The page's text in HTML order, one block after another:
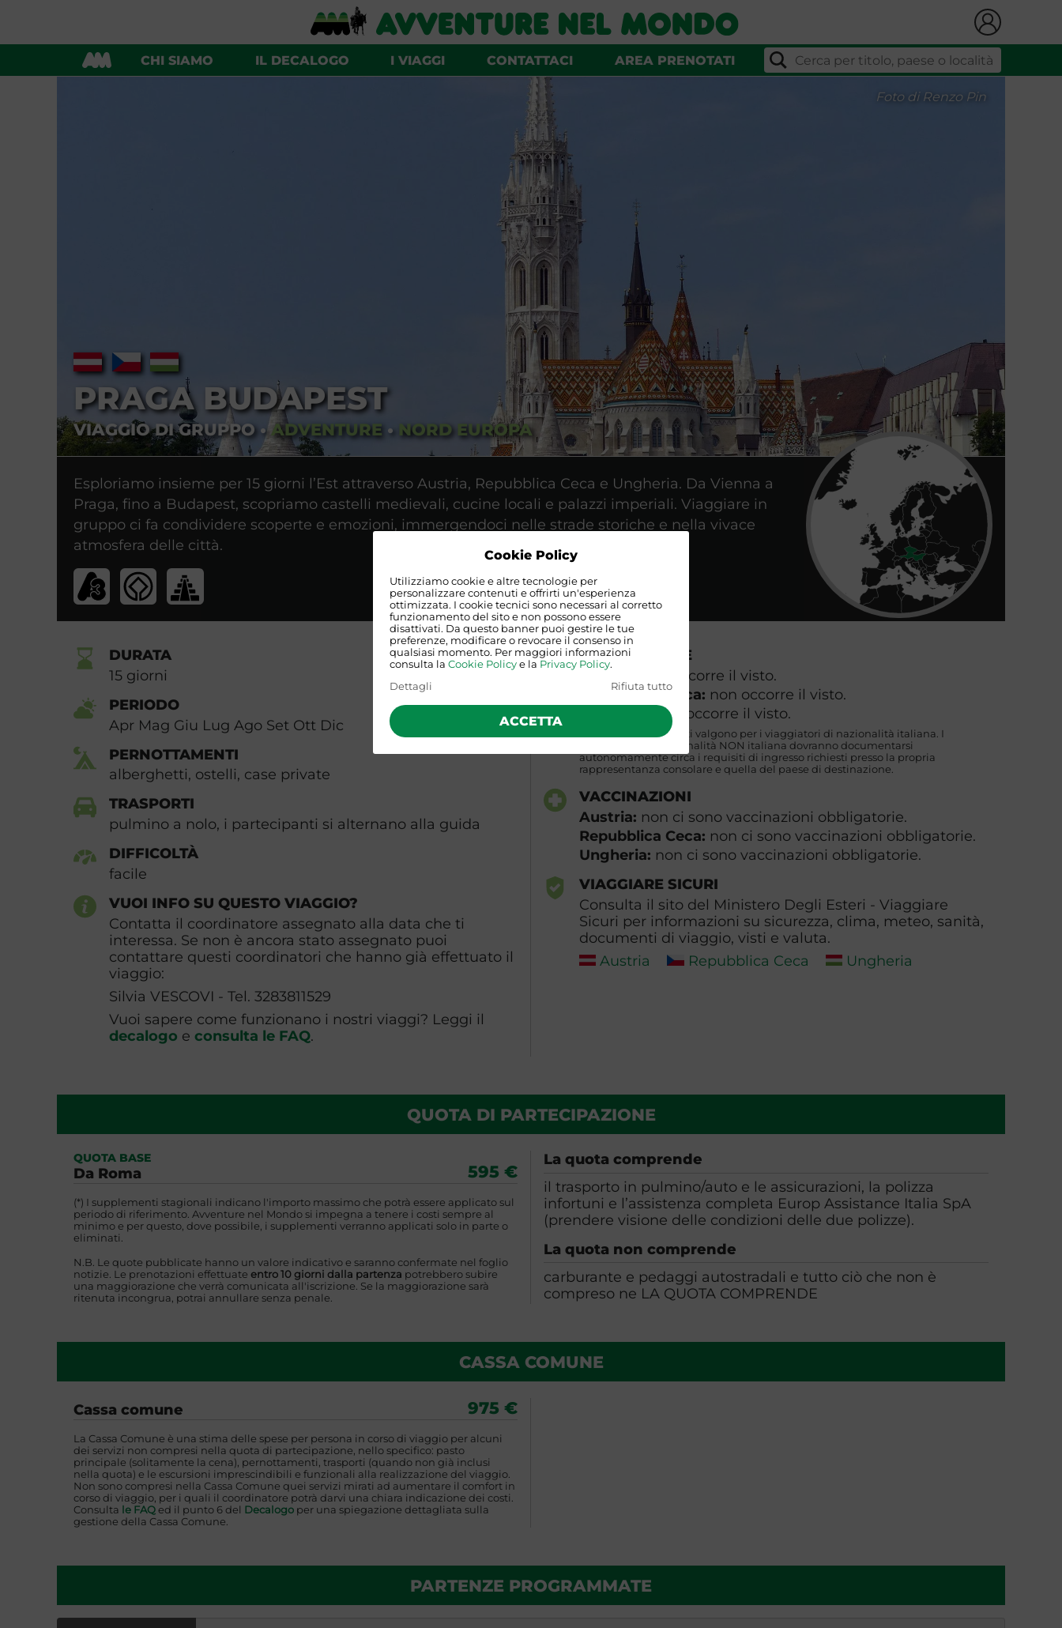
Cookie Policy
Utilizziamo cookie e altre tecnologie per
personalizzare contenuti e offrirti un'esperienza
ottimizzata. I cookie tecnici sono necessari al corretto
funzionamento del sito e non possono essere
disattivati. Da questo banner puoi gestire le tue
preferenze, modificare o revocare il consenso in
qualsiasi momento. Per maggiori informazioni
consulta la Cookie Policye la Privacy Policy.
Dettagli
Rifiuta tutto
ACCETTA
CHI SIAMO IL DECALOGO I VIAGGI CONTATTACI AREA PRENOTATI
PRAGA BUDAPEST
VIAGGIO DI GRUPPO• ADVENTURE• NORD EUROPA
Foto di Renzo Pin
Esploriamo insieme per 15 giorni l’Est attraverso Austria, Repubblica Ceca e Ungheria. Da Vienna a
Praga, fino a Budapest, scopriamo castelli medievali, cucine locali e palazzi imperiali. Viaggiare in
gruppo ci fa condividere scoperte e emozioni, immergendoci nelle strade storiche e nella vivace
atmosfera delle città.
DURATA
15giorni
PERIODO
Apr Mag Giu Lug Ago Set Ott Dic
PERNOTTAMENTI
alberghetti, ostelli, case private
TRASPORTI
pulmino a nolo, i partecipanti si alternano alla guida
DIFFICOLTÀ
facile
VUOI INFO SU QUESTO VIAGGIO?
Contatta il coordinatore assegnato alla data che ti
interessa. Se non è ancora stato assegnato puoi
contattare questi coordinatori che hanno già effettuato il
viaggio:
Silvia VESCOVI - Tel. 3283811529
Vuoi sapere come funzionano i nostri viaggi? Leggi il
decalogo e consulta le FAQ.
VISTI E NORME
Austria
: non occorre il visto.
Repubblica Ceca: non occorre il visto.
: non occorre il visto.
N.B. I requisiti indicati valgono per i viaggiatori di nazionalità italiana. I
partecipanti di nazionalità NON italiana dovranno documentarsi
autonomamente circa i requisiti di ingresso richiesti presso la propria
rappresentanza consolare e quella del paese di destinazione.
VACCINAZIONI
Austria: non ci sono vaccinazioni obbligatorie.
Repubblica Ceca: non ci sono vaccinazioni obbligatorie.
Ungheria: non ci sono vaccinazioni obbligatorie.
VIAGGIARE SICURI
Consulta il sito del Ministero Degli Esteri - Viaggiare
Sicuri per informazioni su sicurezza, clima, meteo, sanità,
documenti di viaggio, visti e valuta.
Austria
Repubblica Ceca Ungheria
QUOTA DI PARTECIPAZIONE
QUOTA BASE
Da Roma 595 €
(*) I supplementi stagionali indicano l'importo massimo che potrà essere applicato sul
periodo di riferimento. Avventure nel Mondo si impegna a tenere i costi sempre al
minimo e per questo, dove possibile, i supplementi verranno applicati solo in parte o
eliminati.
N.B. Le quote pubblicate hanno un valore indicativo e saranno confermate nel foglio
notizie. Le prenotazioni effettuate entro 10 giorni dalla partenza potrebbero subire
una maggiorazione che verrà comunicata all'iscrizione. Se la maggiorazione sarà
ritenuta incongrua, potrai annullare senza penale.
La quota comprende
il trasporto in pulmino/auto e le assicurazioni, la polizza
infortuni e l’assistenza completa Europ Assistance Italia SpA
(prendere visione delle condizioni delle due polizze).
La quota non comprende
carburante e pedaggi autostradali e tutto ciò che non è
compreso ne LA QUOTA COMPRENDE
CASSA COMUNE
Cassa comune 975 €
La Cassa Comune è una stima delle spese per persona in corso di viaggio per alcuni
dei servizi non compresi nella quota di partecipazione, nello specifico: pasto
principale (solitamente la cena), pernottamenti, trasporti (quando non già inclusi
nella quota) e le escursioni imprescindibili e funzionali alla realizzazione del viaggio.
Non sono compresi nella Cassa Comune quei servizi mirati ad aumentare il comfort in
corso di viaggio, per i quali il coordinatore potrà darvi una chiara indicazione dei costi.
Consulta le FAQed il punto 6 del Decalogoper una spiegazione dettagliata sulla
gestione della Cassa Comune.
PARTENZE PROGRAMMATE